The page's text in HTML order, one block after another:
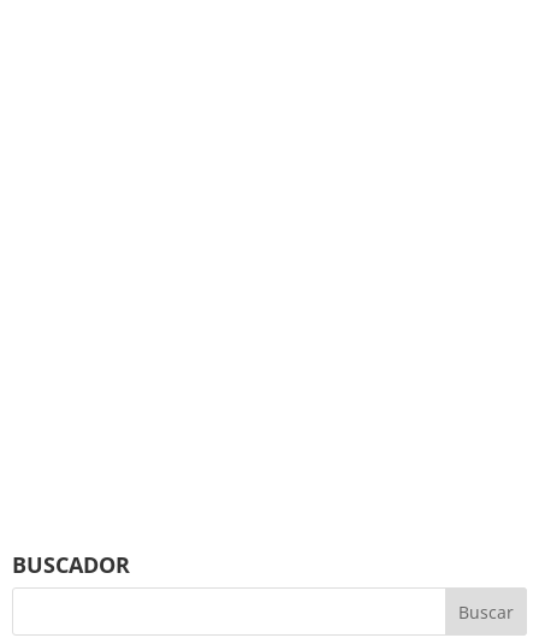
BUSCADOR